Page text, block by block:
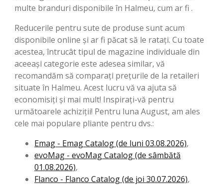
multe branduri disponibile în Halmeu, cum ar fi .
Reducerile pentru sute de produse sunt acum
disponibile online și ar fi păcat să le ratați. Cu toate
acestea, întrucât tipul de magazine individuale din
aceeași categorie este adesea similar, vă
recomandăm să comparați prețurile de la retaileri
situate în Halmeu. Acest lucru vă va ajuta să
economisiți și mai mult! Inspirați-vă pentru
următoarele achiziții! Pentru luna August, am ales
cele mai populare pliante pentru dvs.:
Emag - Emag Catalog (de luni 03.08.2026),
evoMag - evoMag Catalog (de sâmbătă
01.08.2026),
Flanco - Flanco Catalog (de joi 30.07.2026),